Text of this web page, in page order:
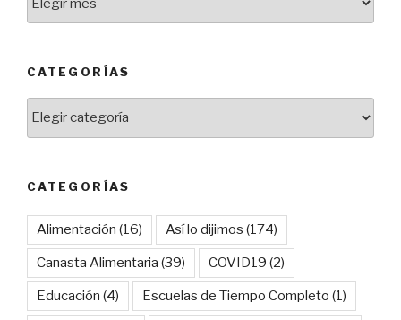
CATEGORÍAS
Categorías
CATEGORÍAS
Alimentación (16) Así lo dijimos (174)
Canasta Alimentaria (39) COVID19 (2)
Educación (4) Escuelas de Tiempo Completo (1)